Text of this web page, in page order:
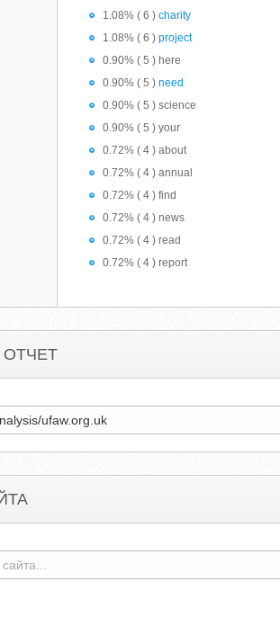
1.08% ( 6 ) charity
1.08% ( 6 ) project
0.90% ( 5 ) here
0.90% ( 5 ) need
0.90% ( 5 ) science
0.90% ( 5 ) your
0.72% ( 4 ) about
0.72% ( 4 ) annual
0.72% ( 4 ) find
0.72% ( 4 ) news
0.72% ( 4 ) read
0.72% ( 4 ) report